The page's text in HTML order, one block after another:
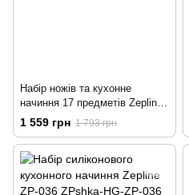
Набір ножів та кухонне
начиння 17 предметів Zepline
ZP-047 Червоний
1 559 грн 1 793 грн